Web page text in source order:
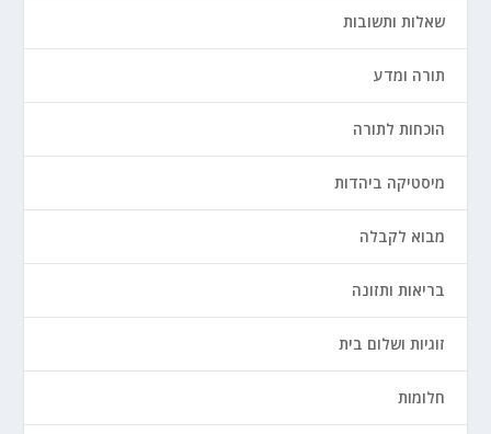
שאלות ותשובות
תורה ומדע
הוכחות לתורה
מיסטיקה ביהדות
מבוא לקבלה
בריאות ותזונה
זוגיות ושלום בית
חלומות